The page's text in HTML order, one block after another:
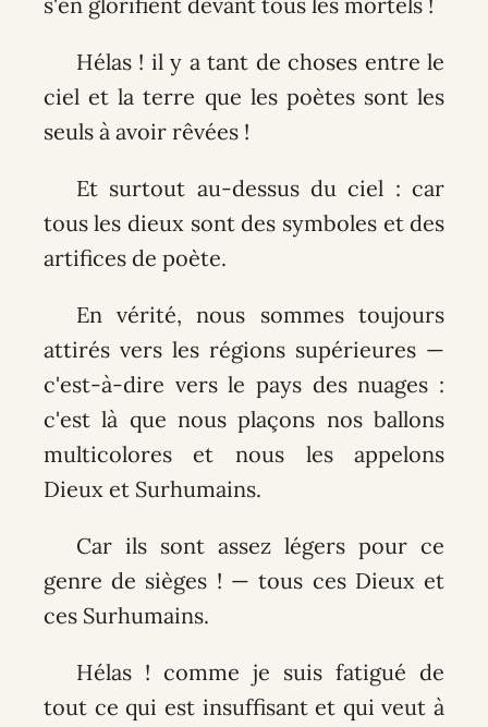
Hélas ! il y a tant de choses entre le
ciel et la terre que les poètes sont les
seuls à avoir rêvées !
Et surtout au-dessus du ciel : car
tous les dieux sont des symboles et des
artifices de poète.
En vérité, nous sommes toujours
attirés vers les régions supérieures —
c'est-à-dire vers le pays des nuages :
c'est là que nous plaçons nos ballons
multicolores et nous les appelons
Dieux et Surhumains.
Car ils sont assez légers pour ce
genre de sièges ! — tous ces Dieux et
ces Surhumains.
Hélas ! comme je suis fatigué de
tout ce qui est insuffisant et qui veut à